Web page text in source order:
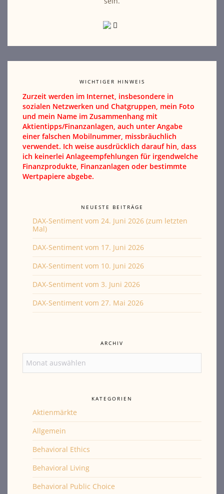
WICHTIGER HINWEIS
Zurzeit werden im Internet, insbesondere in
sozialen Netzwerken und Chatgruppen, mein Foto
und mein Name im Zusammenhang mit
Aktientipps/Finanzanlagen, auch unter Angabe
einer falschen Mobilnummer, missbräuchlich
verwendet. Ich weise ausdrücklich darauf hin, dass
ich keinerlei Anlageempfehlungen für irgendwelche
Finanzprodukte, Finanzanlagen oder bestimmte
Wertpapiere abgebe.
NEUESTE BEITRÄGE
DAX-Sentiment vom 24. Juni 2026 (zum letzten
Mal)
DAX-Sentiment vom 17. Juni 2026
DAX-Sentiment vom 10. Juni 2026
DAX-Sentiment vom 3. Juni 2026
DAX-Sentiment vom 27. Mai 2026
ARCHIV
KATEGORIEN
Aktienmärkte
Allgemein
Behavioral Ethics
Behavioral Living
Behavioral Public Choice